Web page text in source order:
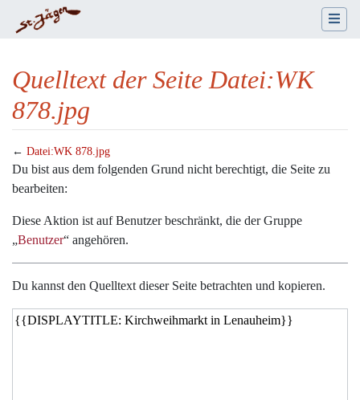
Quelltext der Seite Datei:WK
878.jpg
← Datei:WK 878.jpg
Wechseln zu:Navigation,Suche
Du bist aus dem folgenden Grund nicht berechtigt, die Seite zu
bearbeiten:
Diese Aktion ist auf Benutzer beschränkt, die der Gruppe
„Benutzer“ angehören.
Du kannst den Quelltext dieser Seite betrachten und kopieren.